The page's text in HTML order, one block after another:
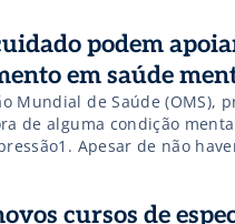
podem
em saúde
Mundial de Saúde (OMS),
de alguma condição
Apesar de não
pessoas com condições
a desenvolverem
cursos de